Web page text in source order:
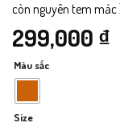
còn nguyên tem mác
299,000 ₫
Màu sắc
Size